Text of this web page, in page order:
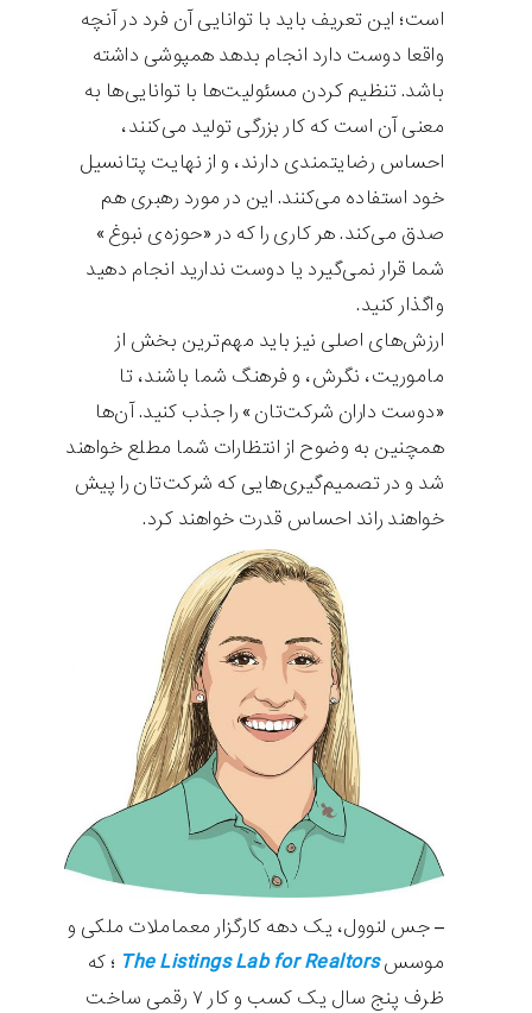
است؛ این تعریف باید با توانایی آن‌ فرد در آنچه
واقعا دوست دارد انجام بدهد همپوشی داشته
باشد. تنظیم کردن مسئولیت‌ها با توانایی‌ها به
معنی آن است که کار بزرگی تولید می‌کنند،
احساس رضایتمندی دارند، و از نهایت پتانسیل
خود استفاده می‌کنند. این در مورد رهبری هم
صدق می‌کند. هر کاری را که در «حوزه‌ی نبوغ»
شما قرار نمی‌گیرد یا دوست ندارید انجام دهید
واگذار کنید.
ارزش‌های اصلی نیز باید مهم‌ترین بخش از
ماموریت، نگرش، و فرهنگ شما باشند، تا
«دوست داران شرکت‌تان» را جذب کنید. آن‌ها
همچنین به وضوح از انتظارات شما مطلع خواهند
شد و در تصمیم‌گیری‌هایی که شرکت‌تان را پیش
خواهند راند احساس قدرت خواهند کرد.
– جس لنوول، یک دهه کارگزار معماملات ملکی و
موسسThe Listings Lab for Realtors ؛ که
ظرف پنج سال یک کسب و کار ۷ رقمی ساخت